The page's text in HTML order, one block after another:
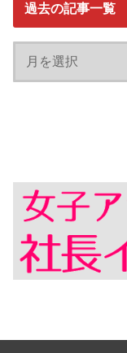
過去の記事一覧